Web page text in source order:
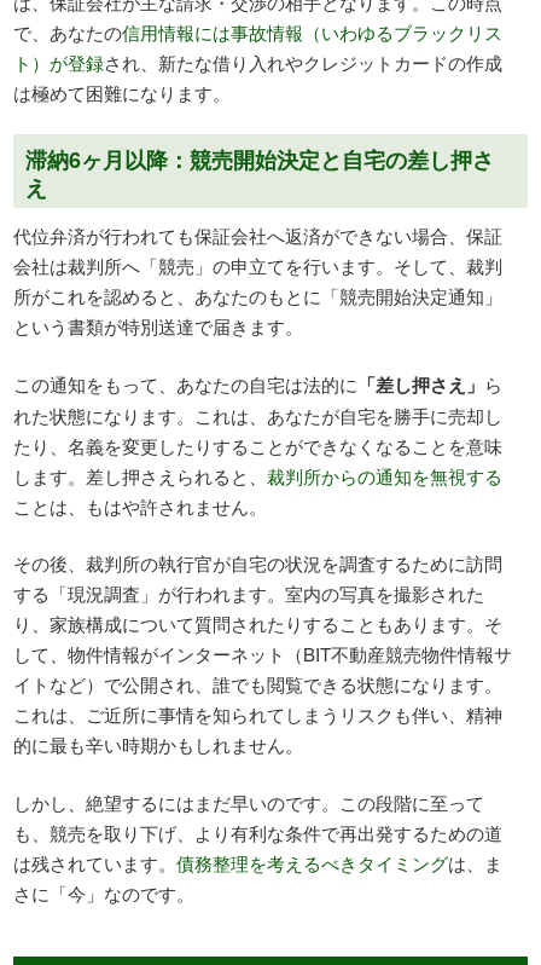
で、あなたの信用情報には事故情報（いわゆるブラックリス
ト）が登録され、新たな借り入れやクレジットカードの作成
は極めて困難になります。
滞納6ヶ月以降：競売開始決定と自宅の差し押さ
え
代位弁済が行われても保証会社へ返済ができない場合、保証
会社は裁判所へ「競売」の申立てを行います。そして、裁判
所がこれを認めると、あなたのもとに「競売開始決定通知」
という書類が特別送達で届きます。
この通知をもって、あなたの自宅は法的に 「差し押さえ」 ら
れた状態になります。これは、あなたが自宅を勝手に売却し
たり、名義を変更したりすることができなくなることを意味
します。差し押さえられると、裁判所からの通知を無視する
ことは、もはや許されません。
その後、裁判所の執行官が自宅の状況を調査するために訪問
する「現況調査」が行われます。室内の写真を撮影された
り、家族構成について質問されたりすることもあります。そ
して、物件情報がインターネット（BIT不動産競売物件情報サ
イトなど）で公開され、誰でも閲覧できる状態になります。
これは、ご近所に事情を知られてしまうリスクも伴い、精神
的に最も辛い時期かもしれません。
しかし、絶望するにはまだ早いのです。この段階に至って
も、競売を取り下げ、より有利な条件で再出発するための道
は残されています。債務整理を考えるべきタイミングは、ま
さに「今」なのです。